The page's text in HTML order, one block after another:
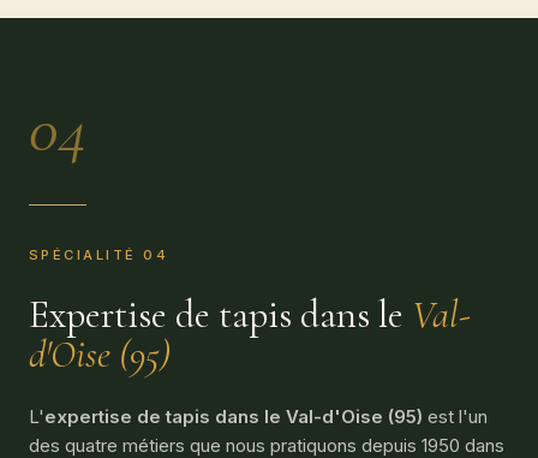
04
SPÉCIALITÉ 04
Expertise de tapis dans le Val-
d'Oise (95)
L'expertise de tapis dans le Val-d'Oise (95) est l'un
des quatre métiers que nous pratiquons depuis 1950 dans